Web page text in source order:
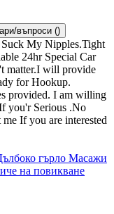
въпроси ()
My Nipples.Tight
24hr Special Car
matter.I will provide
for Hookup.
provided. I am willing
you'r Serious .No
If you are interested
гърло Масажи
на повикване